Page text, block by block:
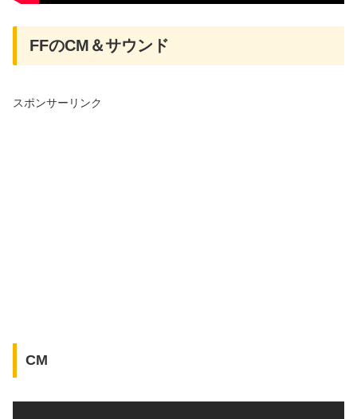
FFのCM＆サウンド
スポンサーリンク
CM